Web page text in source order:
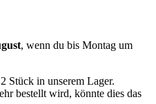
, wenn du bis Montag um
Stück in unserem Lager.
bestellt wird, könnte dies das